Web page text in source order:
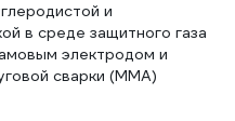
и
в среде защитного газа
электродом и
сварки (ММА)